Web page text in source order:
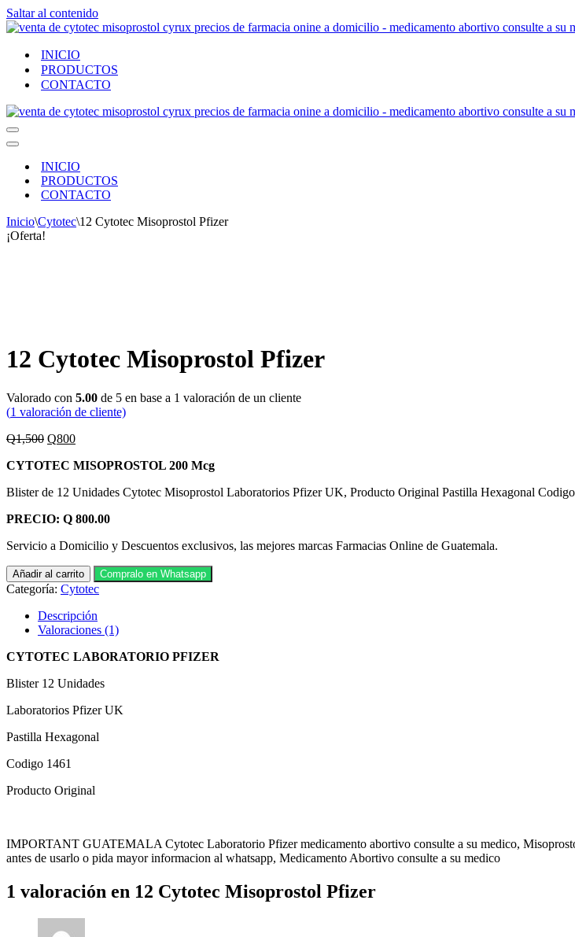
Saltar al contenido
INICIO
PRODUCTOS
CONTACTO
Menú
de
Menú
navegación
INICIO
PRODUCTOS
CONTACTO
Inicio\Cytotec\12 Cytotec Misoprostol Pfizer
¡Oferta!
12 Cytotec Misoprostol Pfizer
Valorado con 5.00 de 5 en base a 1 valoración de un cliente
(1 valoración de cliente)
Q1,500 El
original
Q1,500.
Q800El
actual
Q800.
CYTOTEC MISOPROSTOL 200 Mcg
Blister de 12 Unidades Cytotec Misoprostol Laboratorios Pfizer UK, Producto Original Pastilla Hexagonal
PRECIO: Q 800.00
Servicio a Domicilio y Descuentos exclusivos, las mejores marcas Farmacias Online de Guatemala.
12
Cytotec
Misoprostol
Pfizer
cantidad
Añadir al carrito Compralo en Whatsapp
Categoría: Cytotec
Descripción
Valoraciones (1)
CYTOTEC LABORATORIO PFIZER
Blister 12 Unidades
Laboratorios Pfizer UK
Pastilla Hexagonal
Codigo 1461
Producto Original
IMPORTANT GUATEMALA Cytotec Laboratorio Pfizer medicamento abortivo consulte a su medico,
antes de usarlo o pida mayor informacion al whatsapp, Medicamento Abortivo consulte a su medico
1 valoración en 12 Cytotec Misoprostol Pfizer